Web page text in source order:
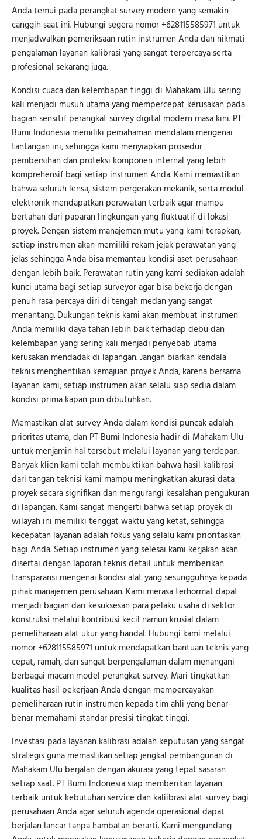
Anda temui pada perangkat survey modern yang semakin
canggih saat ini. Hubungi segera nomor +628115585971 untuk
menjadwalkan pemeriksaan rutin instrumen Anda dan nikmati
pengalaman layanan kalibrasi yang sangat terpercaya serta
profesional sekarang juga.
Kondisi cuaca dan kelembapan tinggi di Mahakam Ulu sering
kali menjadi musuh utama yang mempercepat kerusakan pada
bagian sensitif perangkat survey digital modern masa kini. PT
Bumi Indonesia memiliki pemahaman mendalam mengenai
tantangan ini, sehingga kami menyiapkan prosedur
pembersihan dan proteksi komponen internal yang lebih
komprehensif bagi setiap instrumen Anda. Kami memastikan
bahwa seluruh lensa, sistem pergerakan mekanik, serta modul
elektronik mendapatkan perawatan terbaik agar mampu
bertahan dari paparan lingkungan yang fluktuatif di lokasi
proyek. Dengan sistem manajemen mutu yang kami terapkan,
setiap instrumen akan memiliki rekam jejak perawatan yang
jelas sehingga Anda bisa memantau kondisi aset perusahaan
dengan lebih baik. Perawatan rutin yang kami sediakan adalah
kunci utama bagi setiap surveyor agar bisa bekerja dengan
penuh rasa percaya diri di tengah medan yang sangat
menantang. Dukungan teknis kami akan membuat instrumen
Anda memiliki daya tahan lebih baik terhadap debu dan
kelembapan yang sering kali menjadi penyebab utama
kerusakan mendadak di lapangan. Jangan biarkan kendala
teknis menghentikan kemajuan proyek Anda, karena bersama
layanan kami, setiap instrumen akan selalu siap sedia dalam
kondisi prima kapan pun dibutuhkan.
Memastikan alat survey Anda dalam kondisi puncak adalah
prioritas utama, dan PT Bumi Indonesia hadir di Mahakam Ulu
untuk menjamin hal tersebut melalui layanan yang terdepan.
Banyak klien kami telah membuktikan bahwa hasil kalibrasi
dari tangan teknisi kami mampu meningkatkan akurasi data
proyek secara signifikan dan mengurangi kesalahan pengukuran
di lapangan. Kami sangat mengerti bahwa setiap proyek di
wilayah ini memiliki tenggat waktu yang ketat, sehingga
kecepatan layanan adalah fokus yang selalu kami prioritaskan
bagi Anda. Setiap instrumen yang selesai kami kerjakan akan
disertai dengan laporan teknis detail untuk memberikan
transparansi mengenai kondisi alat yang sesungguhnya kepada
pihak manajemen perusahaan. Kami merasa terhormat dapat
menjadi bagian dari kesuksesan para pelaku usaha di sektor
konstruksi melalui kontribusi kecil namun krusial dalam
pemeliharaan alat ukur yang handal. Hubungi kami melalui
nomor +628115585971 untuk mendapatkan bantuan teknis yang
cepat, ramah, dan sangat berpengalaman dalam menangani
berbagai macam model perangkat survey. Mari tingkatkan
kualitas hasil pekerjaan Anda dengan mempercayakan
pemeliharaan rutin instrumen kepada tim ahli yang benar-
benar memahami standar presisi tingkat tinggi.
Investasi pada layanan kalibrasi adalah keputusan yang sangat
strategis guna memastikan setiap jengkal pembangunan di
Mahakam Ulu berjalan dengan akurasi yang tepat sasaran
setiap saat. PT Bumi Indonesia siap memberikan layanan
terbaik untuk kebutuhan service dan kaliibrasi alat survey bagi
perusahaan Anda agar seluruh agenda operasional dapat
berjalan lancar tanpa hambatan berarti. Kami mengundang